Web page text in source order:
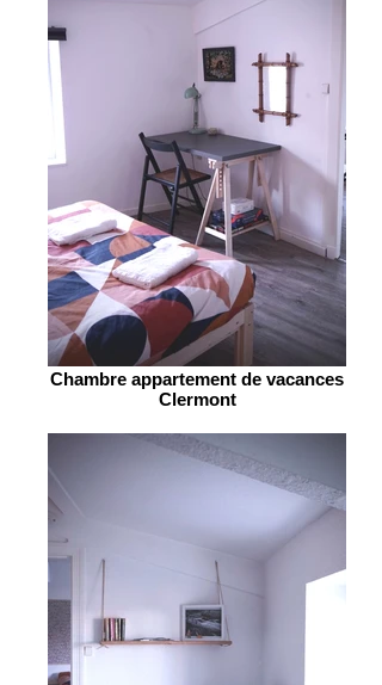
Chambre appartement de vacances
Clermont